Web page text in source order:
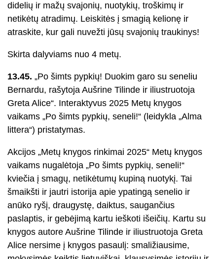
didelių ir mažų svajonių, nuotykių, troškimų ir
netikėtų atradimų. Leiskitės į smagią kelionę ir
atraskite, kur gali nuvežti jūsų svajonių traukinys!
Skirta dalyviams nuo 4 metų.
13.45. „Po šimts pypkių! Duokim garo su seneliu
Bernardu, rašytoja Aušrine Tilinde ir iliustruotoja
Greta Alice“. Interaktyvus 2025 Metų knygos
vaikams „Po šimts pypkių, seneli!“ (leidykla „Alma
littera“) pristatymas.
Akcijos „Metų knygos rinkimai 2025“ Metų knygos
vaikams nugalėtoja „Po šimts pypkių, seneli!“
kviečia į smagų, netikėtumų kupiną nuotykį. Tai
šmaikšti ir jautri istorija apie ypatingą senelio ir
anūko ryšį, draugystę, daiktus, saugančius
paslaptis, ir gebėjimą kartu ieškoti išeičių. Kartu su
knygos autore Aušrine Tilinde ir iliustruotoja Greta
Alice nersime į knygos pasaulį: smaližiausime,